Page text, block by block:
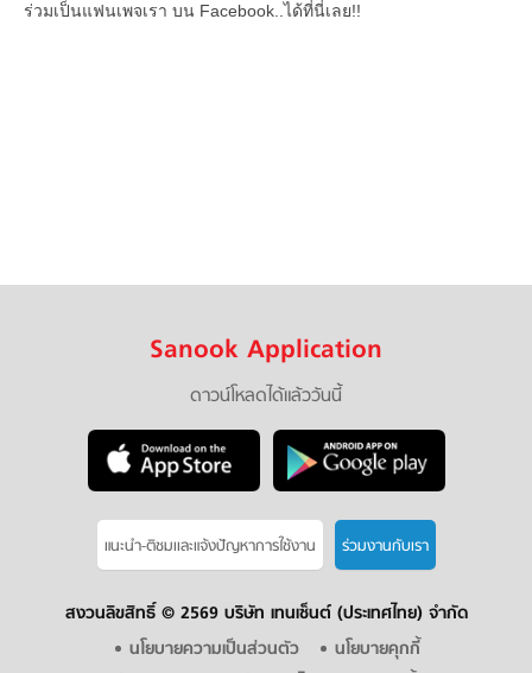
ร่วมเป็นแฟนเพจเรา บน Facebook..ได้ที่นี่เลย!!
Sanook Application
ดาวน์โหลดได้แล้ววันนี้
แนะนำ-ติชมเเละแจ้งปัญหาการใช้งาน ร่วมงานกับเรา
สงวนลิขสิทธิ์ © 2569 บริษัท เทนเซ็นต์ (ประเทศไทย) จำกัด
นโยบายความเป็นส่วนตัว
นโยบายคุกกี้